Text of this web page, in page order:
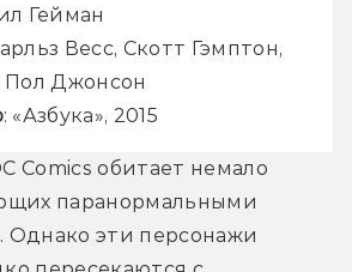
Гейман
Весс, Скотт Гэмптон,
Джонсон
: «Азбука», 2015
Comics обитает немало
паранормальными
Однако эти персонажи